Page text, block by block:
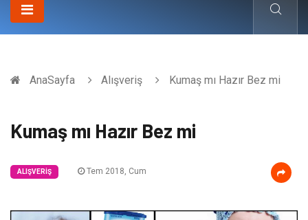
AnaSayfa Alışveriş Kumaş mı Hazır Bez mi
Kumaş mı Hazır Bez mi
ALIŞVERIŞ Tem 2018, Cum